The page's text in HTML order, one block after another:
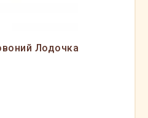
Лодочка